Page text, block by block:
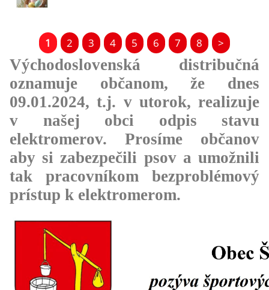
1 2 3 4 5 6 7 8 >
Východoslovenská distribučná
oznamuje občanom, že dnes
09.01.2024, t.j. v utorok, realizuje
v našej obci odpis stavu
elektromerov. Prosíme občanov
aby si zabezpečili psov a umožnili
tak pracovníkom bezproblémový
prístup k elektromerom.